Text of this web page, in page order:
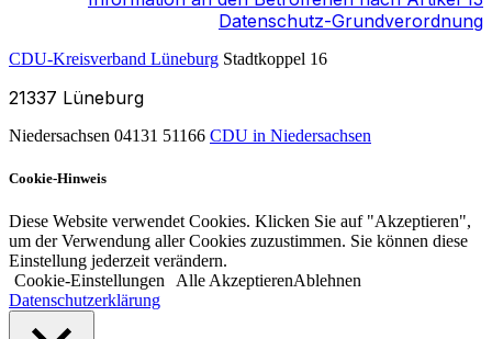
Datenschutz-Grundverordnung
CDU-Kreisverband Lüneburg Stadtkoppel 16
21337 Lüneburg
Niedersachsen 04131 51166 CDU in Niedersachsen
Cookie-Hinweis
Diese Website verwendet Cookies. Klicken Sie auf "Akzeptieren",
um der Verwendung aller Cookies zuzustimmen. Sie können diese
Einstellung jederzeit verändern.
Cookie-Einstellungen
Alle AkzeptierenAblehnen
Datenschutzerklärung